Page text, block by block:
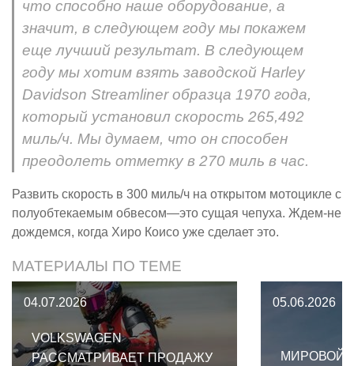
что способно наше оборудование, а
значит, в следующем году мы покажем
еще лучший результат. В следующем
году мы хотим взять заводской Harley
Davidson Streamliner образца 1970 года,
который установил скорость 265,492
миль/ч. Мы думаем, что он способен
преодолеть отметку в 270 миль в час.
Развить скорость в 300 миль/ч на открытом мотоцикле с
полуобтекаемым обвесом—это сущая чепуха. Ждем-не
дождемся, когда Хиро Коисо уже сделает это.
МАТЕРИАЛЫ ПО ТЕМЕ
04.07.2026
VOLKSWAGEN
РАССМАТРИВАЕТ ПРОДАЖУ
05.06.2026
МИРОВОЙ